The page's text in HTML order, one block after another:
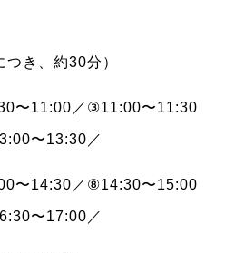
き、約30分）
〜11:00／③11:00〜11:30
〜13:30／
〜14:30／⑧14:30〜15:00
〜17:00／